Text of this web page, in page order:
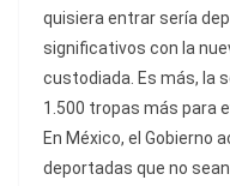
quisiera entrar sería
significativos con la
custodiada. Es más, la
1.500 tropas más para
En México, el Gobierno
deportadas que no